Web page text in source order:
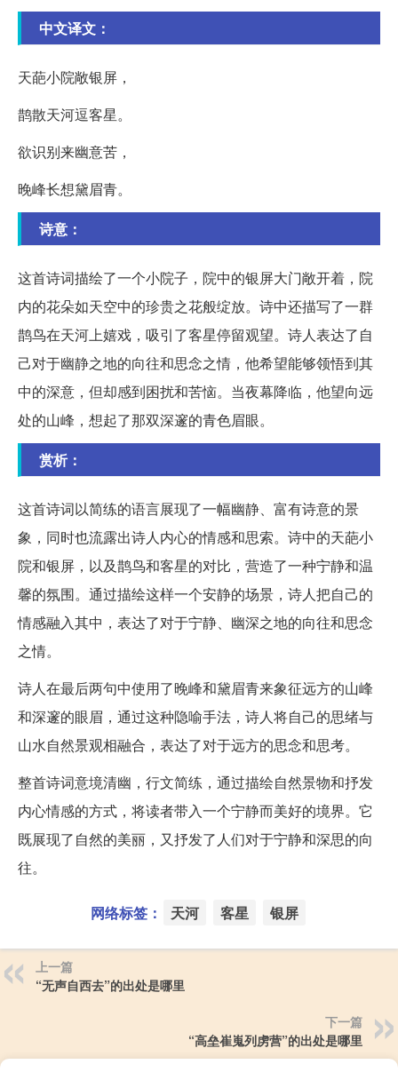
中文译文：
天葩小院敞银屏，
鹊散天河逗客星。
欲识别来幽意苦，
晚峰长想黛眉青。
诗意：
这首诗词描绘了一个小院子，院中的银屏大门敞开着，院
内的花朵如天空中的珍贵之花般绽放。诗中还描写了一群
鹊鸟在天河上嬉戏，吸引了客星停留观望。诗人表达了自
己对于幽静之地的向往和思念之情，他希望能够领悟到其
中的深意，但却感到困扰和苦恼。当夜幕降临，他望向远
处的山峰，想起了那双深邃的青色眉眼。
赏析：
这首诗词以简练的语言展现了一幅幽静、富有诗意的景
象，同时也流露出诗人内心的情感和思索。诗中的天葩小
院和银屏，以及鹊鸟和客星的对比，营造了一种宁静和温
馨的氛围。通过描绘这样一个安静的场景，诗人把自己的
情感融入其中，表达了对于宁静、幽深之地的向往和思念
之情。
诗人在最后两句中使用了晚峰和黛眉青来象征远方的山峰
和深邃的眼眉，通过这种隐喻手法，诗人将自己的思绪与
山水自然景观相融合，表达了对于远方的思念和思考。
整首诗词意境清幽，行文简练，通过描绘自然景物和抒发
内心情感的方式，将读者带入一个宁静而美好的境界。它
既展现了自然的美丽，又抒发了人们对于宁静和深思的向
往。
网络标签： 天河 客星 银屏
上一篇
“无声自西去”的出处是哪里
下一篇
“高垒崔嵬列虏营”的出处是哪里